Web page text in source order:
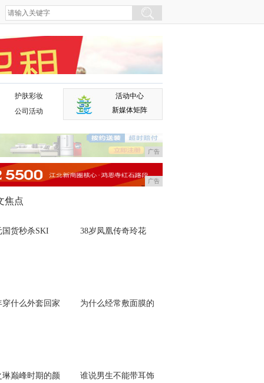
护肤彩妆
公司活动
活动中心
新媒体矩阵
广告
广告
焦点
国货秒杀SKI 38岁凤凰传奇玲花
穿什么外套回家 为什么经常敷面膜的
琳巅峰时期的颜 谁说男生不能带耳饰